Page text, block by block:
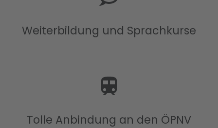
Weiterbildung und Sprachkurse
Tolle Anbindung an den ÖPNV